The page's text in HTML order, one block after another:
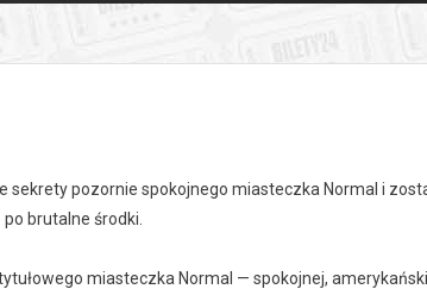
sekrety pozornie spokojnego miasteczka Normal i
brutalne środki.
miasteczka Normal — spokojnej,